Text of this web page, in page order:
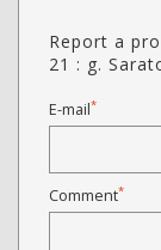
Report a
21 : g.
E-mail*
Comment*